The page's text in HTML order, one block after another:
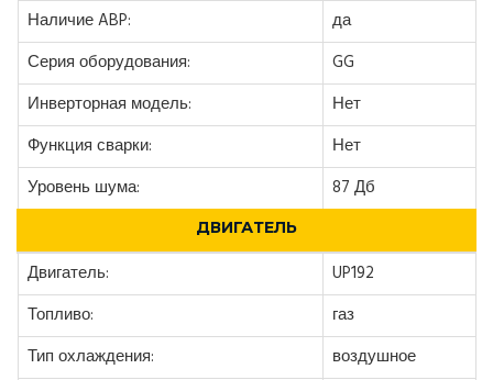
Наличие ABP:
да
Серия оборудования:
GG
Инверторная модель:
Нет
Функция сварки:
Нет
Уровень шума:
87 Дб
ДВИГАТЕЛЬ
Двигатель:
UP192
Топливо:
газ
Тип охлаждения:
воздушное